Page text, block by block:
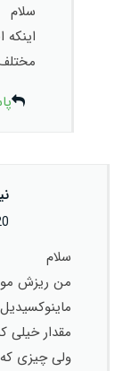
سلام
اینکه
20
سلام
مقدار خیلی
ولی چیزی که